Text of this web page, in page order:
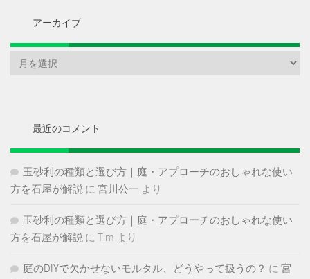
アーカイブ
最近のコメント
玉砂利の種類と選び方｜庭・アプローチのおしゃれな使い
方を石屋が解説 に 宮川公一 より
玉砂利の種類と選び方｜庭・アプローチのおしゃれな使い
方を石屋が解説 に Tim より
庭のDIYで欠かせないモルタル、どうやって扱うの？ に 宮